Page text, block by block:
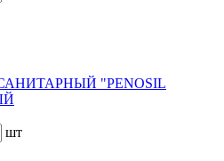
"PENOSIL
шт